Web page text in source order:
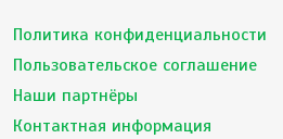
Политика конфиденциальности
Пользовательское соглашение
Наши партнёры
Контактная информация